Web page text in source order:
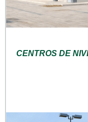
CENTROS DE